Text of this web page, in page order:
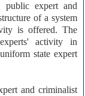
public expert and
of a system
is offered. The
activity in
state expert
and criminalist